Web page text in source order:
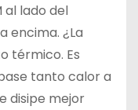
al lado del
encima. ¿La
térmico. Es
tanto calor a
disipe mejor